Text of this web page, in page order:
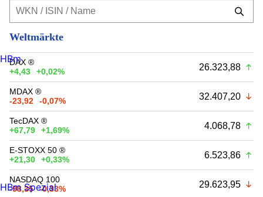
Weltmärkte
DAX ®
+4,43
+0,02% 26.323,88
MDAX ®
-23,92
-0,07% 32.407,20
TecDAX ®
+67,79
+1,69% 4.068,78
E-STOXX 50 ®
+21,30
+0,33% 6.523,86
NASDAQ 100
-98,35
-0,33% 29.623,95
HBm
HBm Spezial